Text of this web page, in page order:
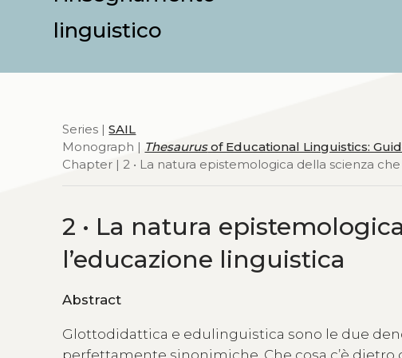
linguistico
Series |SAIL
Monograph | Thesaurusof Educational Linguistics:
Chapter | 2 • La natura epistemologica della scienza
2 • La natura
l’educazione linguistica
Abstract
Glottodidattica e edulinguistica sono le due
perfettamente sinonimiche. Che cosa c’è